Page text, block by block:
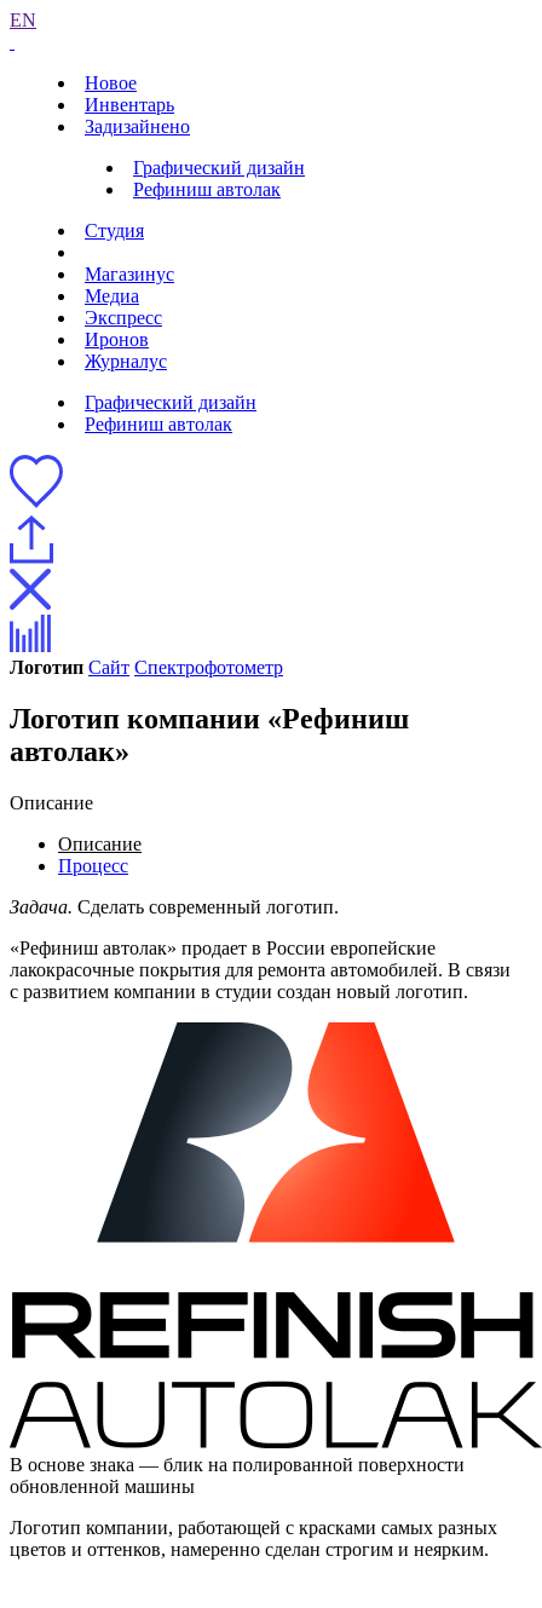
EN
Новое
Инвентарь
Задизайнено
Графический дизайн
Рефиниш автолак
Студия
Магазинус
Медиа
Экспресс
Иронов
Журналус
Графический дизайн
Рефиниш автолак
Логотип Сайт Спектрофотометр
Логотип компании «Рефиниш
автолак»
Описание
Описание
Процесс
Задача. Сделать современный логотип.
«Рефиниш автолак» продает в России европейские
лакокрасочные покрытия для ремонта автомобилей. В связи
с развитием компании в студии создан новый логотип.
В основе знака — блик на полированной поверхности
обновленной машины
Логотип компании, работающей с красками самых разных
цветов и оттенков, намеренно сделан строгим и неярким.